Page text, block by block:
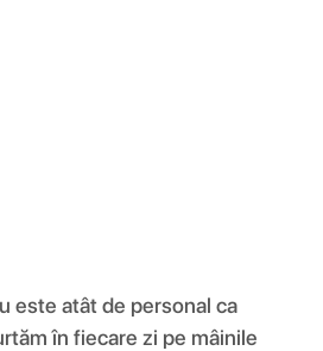
este atât de personal ca
în fiecare zi pe mâinile